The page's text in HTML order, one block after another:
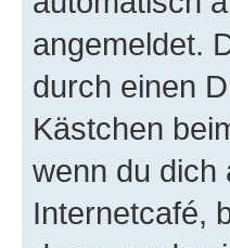
angemeldet.
durch einen
Kästchen
wenn du dich
Internetcafé,